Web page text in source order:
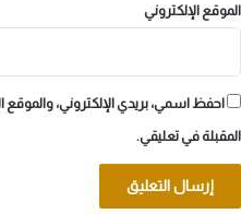
الموقع الإلكتروني
احفظ اسمي، بريدي الإلكتروني، والموقع
المقبلة في تعليقي.